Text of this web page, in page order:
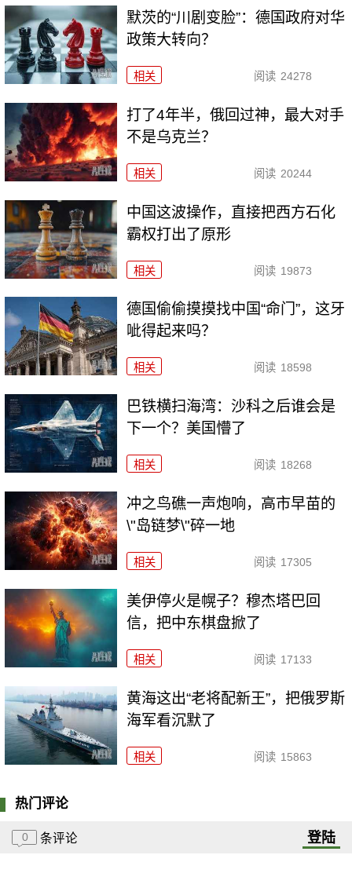
默茨的“川剧变脸”：德国政府对华
政策大转向？
相关 阅读 24278
打了4年半，俄回过神，最大对手
不是乌克兰？
相关 阅读 20244
中国这波操作，直接把西方石化
霸权打出了原形
相关 阅读 19873
德国偷偷摸摸找中国“命门”，这牙
呲得起来吗？
相关 阅读 18598
巴铁横扫海湾：沙科之后谁会是
下一个？美国懵了
相关 阅读 18268
冲之鸟礁一声炮响，高市早苗的
\"岛链梦\"碎一地
相关 阅读 17305
美伊停火是幌子？穆杰塔巴回
信，把中东棋盘掀了
相关 阅读 17133
黄海这出“老将配新王”，把俄罗斯
海军看沉默了
相关 阅读 15863
热门评论
0 条评论 登陆